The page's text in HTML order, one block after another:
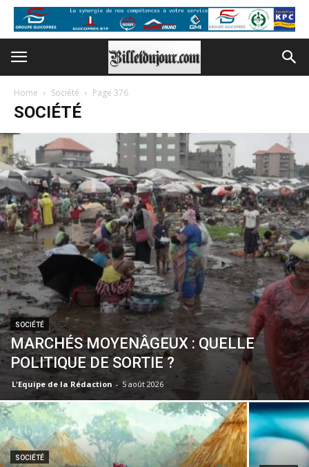
Home Société Page 376
SOCIÉTÉ
SOCIÉTÉ
MARCHÉS MOYENÂGEUX : QUELLE
POLITIQUE DE SORTIE ?
L'Equipe de la Rédaction - 5 août 2026
SOCIÉTÉ